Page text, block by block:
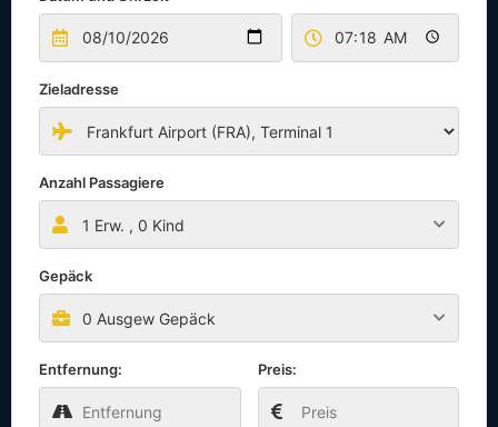
Zieladresse
Anzahl Passagiere
1 Erw. , 0 Kind
Gepäck
0 Ausgew Gepäck
Entfernung: Preis: